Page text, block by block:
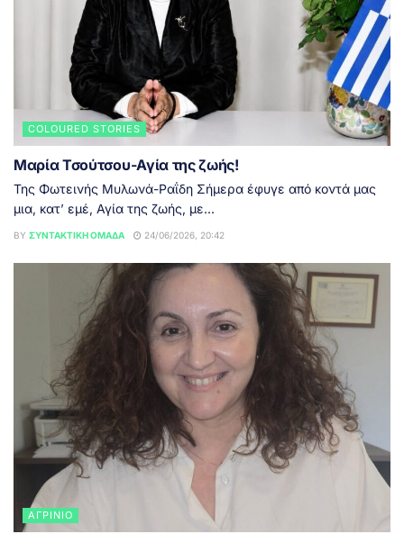
COLOURED STORIES
Μαρία Τσούτσου-Αγία της ζωής!
Της Φωτεινής Μυλωνά-Ραΐδη Σήμερα έφυγε από κοντά μας
μια, κατ’ εμέ, Αγία της ζωής, με...
BY ΣΥΝΤΑΚΤΙΚΉ ΟΜΆΔΑ 24/06/2026, 20:42
ΑΓΡΊΝΙΟ